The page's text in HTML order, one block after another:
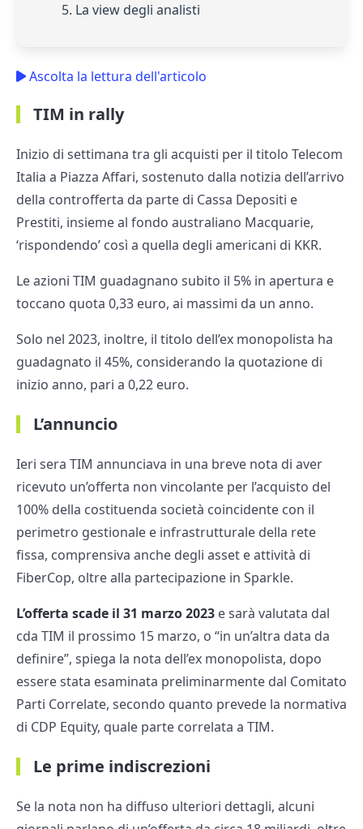
5. La view degli analisti
Ascolta la lettura dell'articolo
TIM in rally
Inizio di settimana tra gli acquisti per il titolo Telecom
Italia a Piazza Affari, sostenuto dalla notizia dell’arrivo
della controfferta da parte di Cassa Depositi e
Prestiti, insieme al fondo australiano Macquarie,
‘rispondendo’ così a quella degli americani di KKR.
Le azioni TIM guadagnano subito il 5% in apertura e
toccano quota 0,33 euro, ai massimi da un anno.
Solo nel 2023, inoltre, il titolo dell’ex monopolista ha
guadagnato il 45%, considerando la quotazione di
inizio anno, pari a 0,22 euro.
L’annuncio
Ieri sera TIM annunciava in una breve nota di aver
ricevuto un’offerta non vincolante per l’acquisto del
100% della costituenda società coincidente con il
perimetro gestionale e infrastrutturale della rete
fissa, comprensiva anche degli asset e attività di
FiberCop, oltre alla partecipazione in Sparkle.
L’offerta scade il 31 marzo 2023 e sarà valutata dal
cda TIM il prossimo 15 marzo, o “in un’altra data da
definire”, spiega la nota dell’ex monopolista, dopo
essere stata esaminata preliminarmente dal Comitato
Parti Correlate, secondo quanto prevede la normativa
di CDP Equity, quale parte correlata a TIM.
Le prime indiscrezioni
Se la nota non ha diffuso ulteriori dettagli, alcuni